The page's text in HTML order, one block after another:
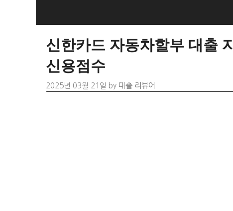
신한카드 자동차할부 대출
신용점수
2025년 03월 21일 by 대출 리뷰어